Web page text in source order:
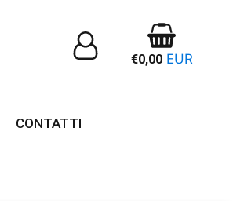
€0,00EUR
CONTATTI